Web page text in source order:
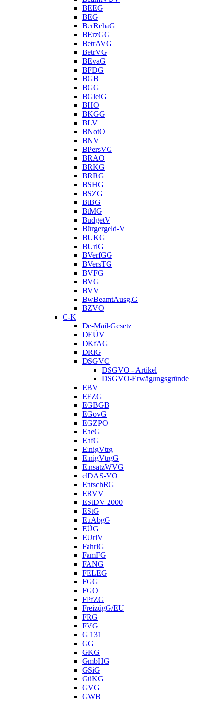
BEEG
BEG
BerRehaG
BErzGG
BetrAVG
BetrVG
BEvaG
BFDG
BGB
BGG
BGleiG
BHO
BKGG
BLV
BNotO
BNV
BPersVG
BRAO
BRKG
BRRG
BSHG
BSZG
BtBG
BtMG
BudgetV
Bürgergeld-V
BUKG
BUrlG
BVerfGG
BVersTG
BVFG
BVG
BVV
BwBeamtAusglG
BZVO
C-K
De-Mail-Gesetz
DEÜV
DKfAG
DRiG
DSGVO
DSGVO - Artikel
DSGVO-Erwägungsgründe
EBV
EFZG
EGBGB
EGovG
EGZPO
EheG
EhfG
EinigVtrg
EinigVtrgG
EinsatzWVG
elDAS-VO
EntschRG
ERVV
EStDV 2000
EStG
EuAbgG
EÜG
EUrlV
FahrlG
FamFG
FANG
FELEG
FGG
FGO
FPfZG
FreizügG/EU
FRG
FVG
G 131
GG
GKG
GmbHG
GSiG
GüKG
GVG
GWB